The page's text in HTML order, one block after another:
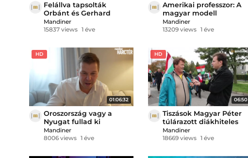
Felállva tapsolták
Orbánt és Gerhard
Schrödert Bécsben
Mandiner
15837 views 1 éve
Amerikai professzor: A
magyar modell
példamutató az Egyesült
Államokban is
Mandiner
13209 views 1 éve
HD
01:06:32
Oroszország vagy a
Nyugat fullad ki
hamarabb? – Mandiner
Harctér
Mandiner
8006 views 1 éve
HD
06:50
Tiszások Magyar Péter
túlárazott diákhiteles
szerződéseiről:
Számoljon el vele, legyen
Mandiner
18669 views 1 éve